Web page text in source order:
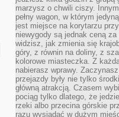
marzysz o chwili ciszy.
pełny wagon, w którym
jest miejsce na korytarzu
niewygody są jednak ceną za
widzisz, jak zmienia się
góry, z równin na doliny, z
kolorowe miasteczka. Z
nabierasz wprawy.
przejazdy były nie tylko
główną atrakcją. Czasem
pociąg tylko dlatego, że
rzeki albo przecina górskie
razu wysiadać w dużym